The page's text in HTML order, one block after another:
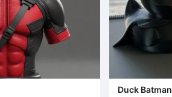
Duck Batman